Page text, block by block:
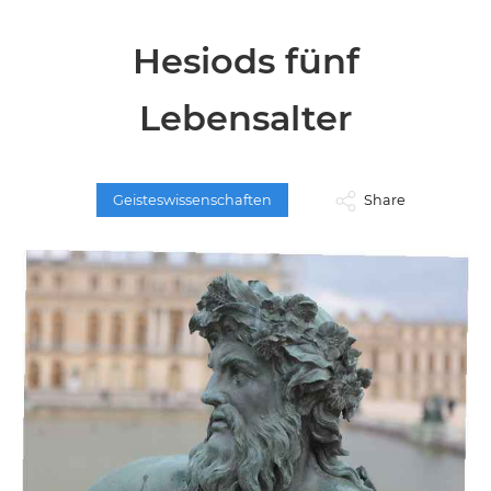
Hesiods fünf
Lebensalter
Geisteswissenschaften Share